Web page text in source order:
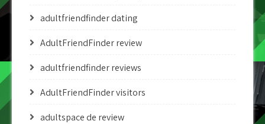
adultfriendfinder dating
AdultFriendFinder review
adultfriendfinder reviews
AdultFriendFinder visitors
adultspace de review